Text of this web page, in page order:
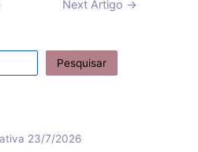
Next Artigo →
Pesquisar
23/7/2026